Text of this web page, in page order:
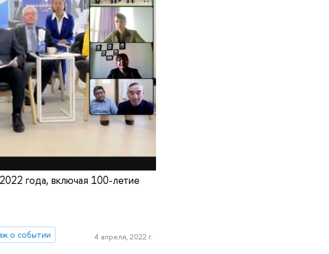
года, включая 100-летие
о событии 4 апреля, 2022 г.